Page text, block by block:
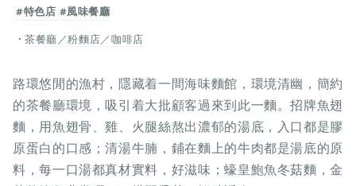
#特色店 #風味餐廳
茶餐廳／粉麵店／咖啡店
路環悠閒的漁村，隱藏着一間海味麵館，環境清幽，簡約
的茶餐廳環境，吸引着大批顧客過來到此一麵。招牌魚翅
麵，用魚翅骨、雞、火腿絲熬出濃郁的湯底，入口都是膠
原蛋白的口感；清湯牛腩，鋪在麵上的牛肉都是湯底的原
料，每一口湯都真材實料，好滋味；蠔皇鮑魚冬菇麵，金